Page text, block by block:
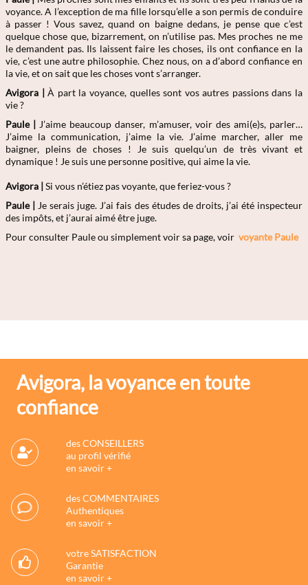
voyance. A l’exception de ma fille lorsqu’elle a son permis de conduire
à passer ! Vous savez, quand on baigne dedans, je pense que c’est
quelque chose que, bizarrement, on n’utilise pas. Mes proches ne me
le demandent pas. Ils laissent faire les choses, ils ont confiance en la
vie, c’est une autre philosophie. Chez nous, on a d’abord confiance en
la vie, et on sait que les choses vont s’arranger.
Avigora |À part la voyance, quelles sont vos autres passions dans la
vie ?
Paule | J’aime beaucoup danser, m’amuser, voir des ami(e)s, parler…
J’aime la communication, j’aime la vie. J’aime marcher, aller me
baigner, pleins de choses ! Je suis quelqu’un de très vivant et
dynamique ! Je suis une personne positive, qui aime la vie.
Avigora | Si vous n’étiez pas voyante, que feriez-vous ?
Paule | Je serais juge. J’ai fais des études de droits, j’ai été inspecteur
des impôts, et j’aurai aimé être juge.
Pour consulter Pauleou simplement voir sa page, voir voyante Paule
Avigora, la voyance en toute
confiance
des CONSEILLERS
au profil vérifié
en savoir +
des COMMENTAIRES
Authentiques
en savoir +
votre SATISFACTION
Garantie
en savoir +